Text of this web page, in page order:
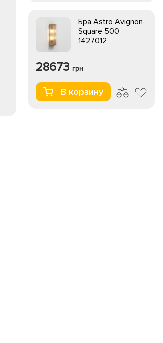
Бра Astro Avignon
Square 500
1427012
28673 грн
В корзину